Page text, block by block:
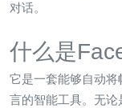
对话。
什么是
它是一套能够自动
言的智能工具。无论